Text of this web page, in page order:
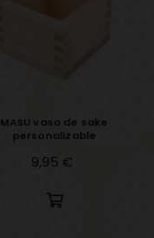
MASU vaso de sake
personalizable
Precio
9,95 €